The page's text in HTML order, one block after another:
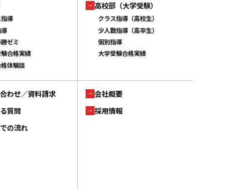
導
ゼミ
合格実績
体験談
高校部（大学受験）
クラス指導（高校生）
少人数指導（高卒生）
個別指導
大学受験合格実績
わせ／資料請求
質問
の流れ
会社概要
採用情報